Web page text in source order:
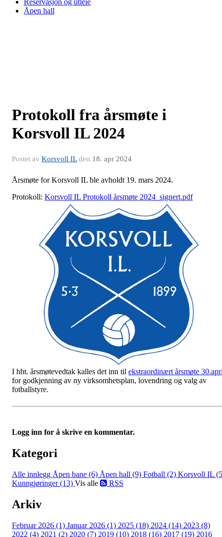
Reservasjon og utleie
Åpen hall
Protokoll fra årsmøte i
Korsvoll IL 2024
Postet av Korsvoll ILden 18. apr 2024
Årsmøte for Korsvoll IL ble avholdt 19. mars 2024.
Protokoll: Korsvoll IL Protokoll årsmøte 2024_signert.pdf
I hht. årsmøtevedtak kalles det inn til ekstraordinært årsmøte
for godkjenning av ny virksomhetsplan, lovendring og valg av
fotballstyre.
Logg inn for å skrive en kommentar.
Kategori
Alle innlegg Åpen bane (6) Åpen hall (9) Fotball (2) Korsvoll IL
Kunngjøringer (13) Vis alle RSS
Arkiv
Februar 2026 (1) Januar 2026 (1) 2025 (18) 2024 (14) 2023 (8)
2022 (4) 2021 (2) 2020 (7) 2019 (10) 2018 (16) 2017 (19) 2016